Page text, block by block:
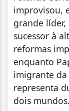
improvisou,
grande
sucessor à
reformas
enquanto
imigrante
representa
dois mundos.